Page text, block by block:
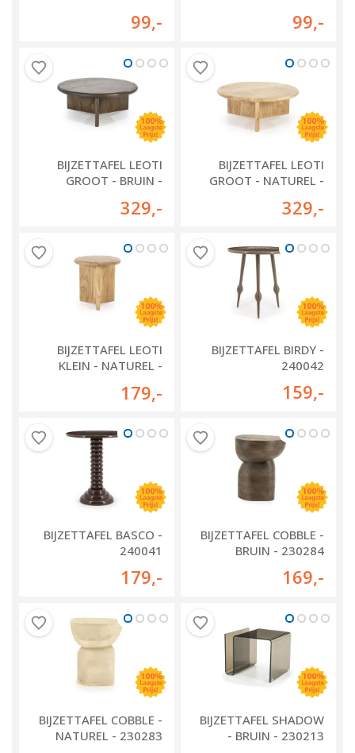
99,- 99,-
BIJZETTAFEL LEOTI
GROOT - BRUIN -
329,-
BIJZETTAFEL LEOTI
GROOT - NATUREL -
329,-
BIJZETTAFEL LEOTI
KLEIN - NATUREL -
179,-
BIJZETTAFEL BIRDY -
240042
159,-
BIJZETTAFEL BASCO -
240041
179,-
BIJZETTAFEL COBBLE -
BRUIN - 230284
169,-
BIJZETTAFEL COBBLE -
NATUREL - 230283
BIJZETTAFEL SHADOW
- BRUIN - 230213